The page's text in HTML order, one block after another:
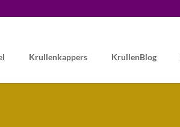
Krullenkappers KrullenBlog